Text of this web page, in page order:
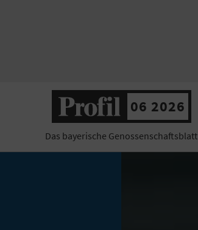
06 2026
Das bayerische Genossenschaftsblatt